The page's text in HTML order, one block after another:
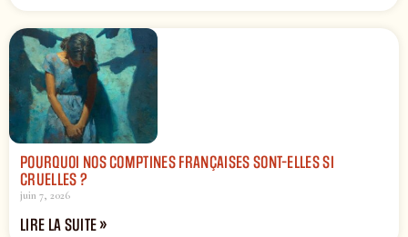
POURQUOI NOS COMPTINES FRANÇAISES SONT-ELLES SI
CRUELLES ?
juin 7, 2026
LIRE LA SUITE »